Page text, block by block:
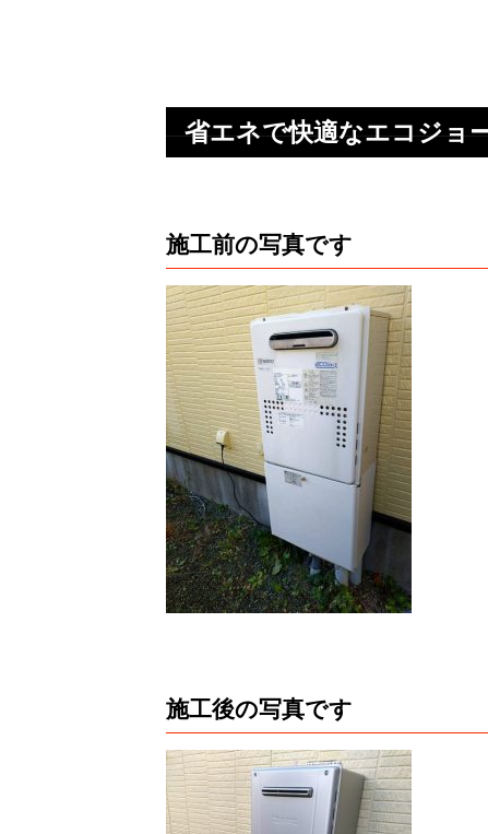
省エネで快適なエコジョ
施工前の写真です
施工後の写真です